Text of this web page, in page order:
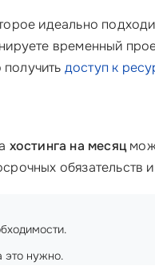
идеально
временный
доступ к
хостинга на месяц
это нужно.